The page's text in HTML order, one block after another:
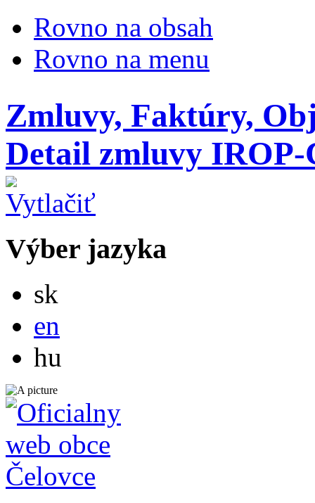
Rovno na obsah
Rovno na menu
Zmluvy, Faktúry,
Detail zmluvy IROP-
Výber jazyka
sk
en
hu